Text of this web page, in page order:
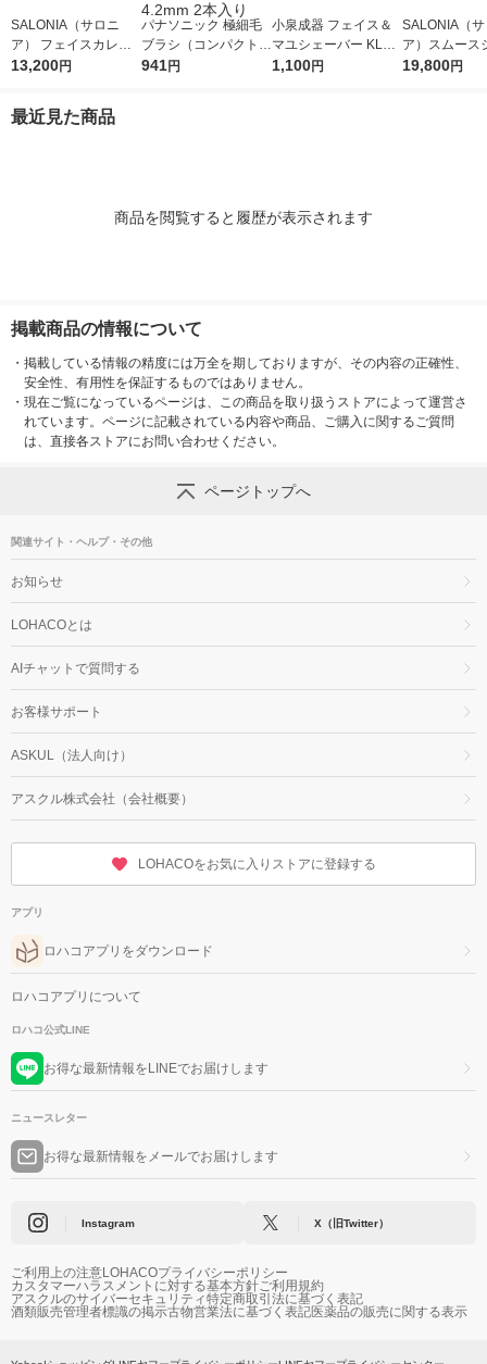
SALONIA（サロニ
ア） フェイスカレン
トポインター SAL253
13,200円
パナソニック 極細毛
ブラシ（コンパクト）
EW0800-W 白 ヘッド
941円
小泉成器 フェイス＆
マユシェーバー KLC0
770H 1台
1,100円
SALONIA（
ア）スムース
スマートドラ
19,800円
最近見た商品
商品を閲覧すると履歴が表示されます
掲載商品の情報について
・ 掲載している情報の精度には万全を期しておりますが、その内容の正確性、
安全性、有用性を保証するものではありません。
・ 現在ご覧になっているページは、この商品を取り扱うストアによって運営さ
れています。ページに記載されている内容や商品、ご購入に関するご質問
は、直接各ストアにお問い合わせください。
ページトップへ
関連サイト・ヘルプ・その他
お知らせ
LOHACOとは
AIチャットで質問する
お客様サポート
ASKUL（法人向け）
アスクル株式会社（会社概要）
LOHACOをお気に入りストアに登録する
アプリ
ロハコアプリをダウンロード
ロハコアプリについて
ロハコ公式LINE
お得な最新情報をLINEでお届けします
ニュースレター
お得な最新情報をメールでお届けします
Instagram X（旧Twitter）
ご利用上の注意LOHACOプライバシーポリシー
カスタマーハラスメントに対する基本方針ご利用規約
アスクルのサイバーセキュリティ特定商取引法に基づく表記
酒類販売管理者標識の掲示古物営業法に基づく表記医薬品の販売に関する表示